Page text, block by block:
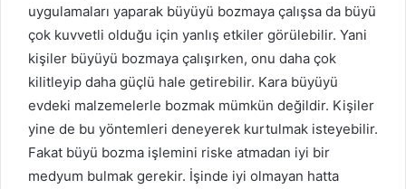
uygulamaları yaparak büyüyü bozmaya çalışsa da büyü
çok kuvvetli olduğu için yanlış etkiler görülebilir. Yani
kişiler büyüyü bozmaya çalışırken, onu daha çok
kilitleyip daha güçlü hale getirebilir. Kara büyüyü
evdeki malzemelerle bozmak mümkün değildir. Kişiler
yine de bu yöntemleri deneyerek kurtulmak isteyebilir.
Fakat büyü bozma işlemini riske atmadan iyi bir
medyum bulmak gerekir. İşinde iyi olmayan hatta